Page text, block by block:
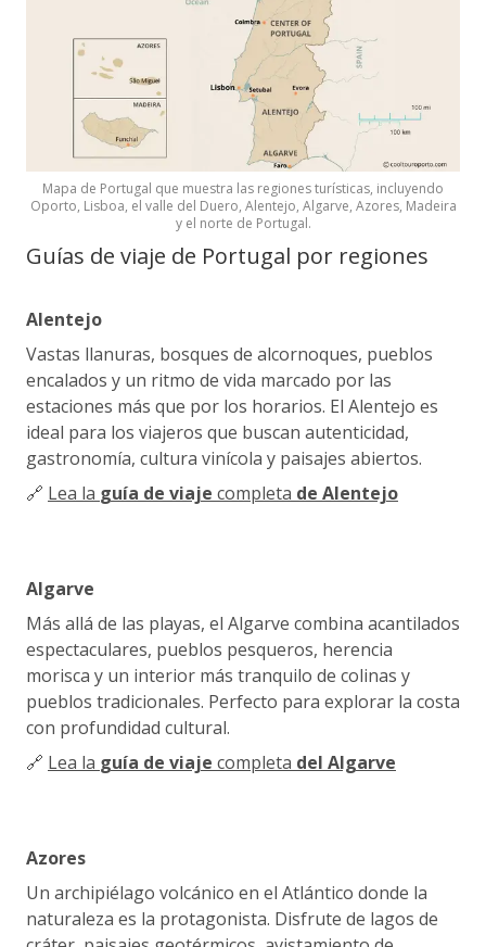
Mapa de Portugal que muestra las regiones turísticas, incluyendo
Oporto, Lisboa, el valle del Duero, Alentejo, Algarve, Azores, Madeira
y el norte de Portugal.
Guías de viaje de Portugal por regiones
Alentejo
Vastas llanuras, bosques de alcornoques, pueblos
encalados y un ritmo de vida marcado por las
estaciones más que por los horarios. El Alentejo es
ideal para los viajeros que buscan autenticidad,
gastronomía, cultura vinícola y paisajes abiertos.
🔗 Lea la guía de viaje completa de Alentejo
Algarve
Más allá de las playas, el Algarve combina acantilados
espectaculares, pueblos pesqueros, herencia
morisca y un interior más tranquilo de colinas y
pueblos tradicionales. Perfecto para explorar la costa
con profundidad cultural.
🔗 Lea la guía de viaje completa del Algarve
Azores
Un archipiélago volcánico en el Atlántico donde la
naturaleza es la protagonista. Disfrute de lagos de